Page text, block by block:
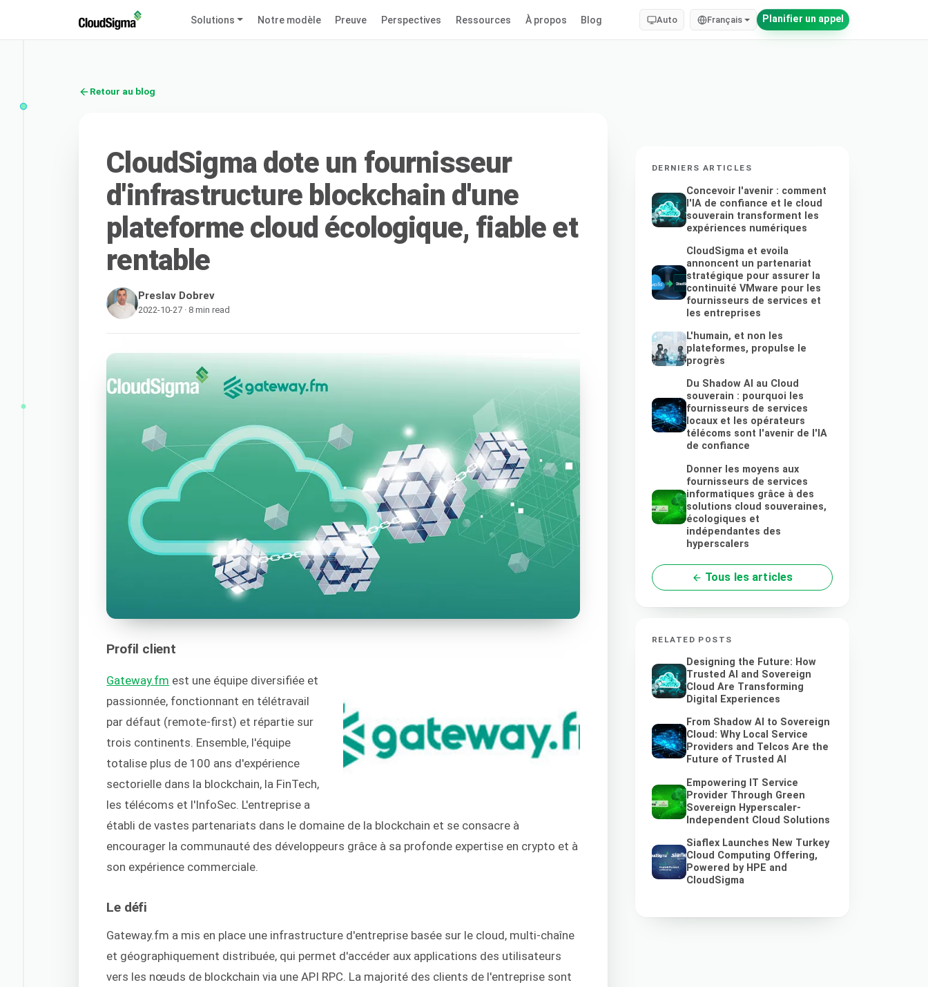
Solutions Notre modèle Preuve Perspectives Ressources À propos Blog Auto Français Planifier un appel
Retour au blog
CloudSigma dote un fournisseur
d'infrastructure blockchain d'une
plateforme cloud écologique, fiable et
rentable
Preslav Dobrev
2022-10-27 · 8 min read
Profil client
Gateway.fm est une équipe diversifiée et
passionnée, fonctionnant en télétravail
par défaut (remote-first) et répartie sur
trois continents. Ensemble, l'équipe
totalise plus de 100 ans d'expérience
sectorielle dans la blockchain, la FinTech,
les télécoms et l'InfoSec. L'entreprise a
établi de vastes partenariats dans le domaine de la blockchain et se consacre à
encourager la communauté des développeurs grâce à sa profonde expertise en crypto et à
son expérience commerciale.
Le défi
Gateway.fm a mis en place une infrastructure d'entreprise basée sur le cloud, multi-chaîne
et géographiquement distribuée, qui permet d'accéder aux applications des utilisateurs
vers les nœuds de blockchain via une API RPC. La majorité des clients de l'entreprise sont
DERNIERS ARTICLES
Concevoir l'avenir : comment
l'IA de confiance et le cloud
souverain transforment les
expériences numériques
CloudSigma et evoila
annoncent un partenariat
stratégique pour assurer la
continuité VMware pour les
fournisseurs de services et
les entreprises
L'humain, et non les
plateformes, propulse le
progrès
Du Shadow AI au Cloud
souverain : pourquoi les
fournisseurs de services
locaux et les opérateurs
télécoms sont l'avenir de l'IA
de confiance
Donner les moyens aux
fournisseurs de services
informatiques grâce à des
solutions cloud souveraines,
écologiques et
indépendantes des
hyperscalers
Tous les articles
RELATED POSTS
Designing the Future: How
Trusted AI and Sovereign
Cloud Are Transforming
Digital Experiences
From Shadow AI to Sovereign
Cloud: Why Local Service
Providers and Telcos Are the
Future of Trusted AI
Empowering IT Service
Provider Through Green
Sovereign Hyperscaler-
Independent Cloud Solutions
Siaflex Launches New Turkey
Cloud Computing Offering,
Powered by HPE and
CloudSigma